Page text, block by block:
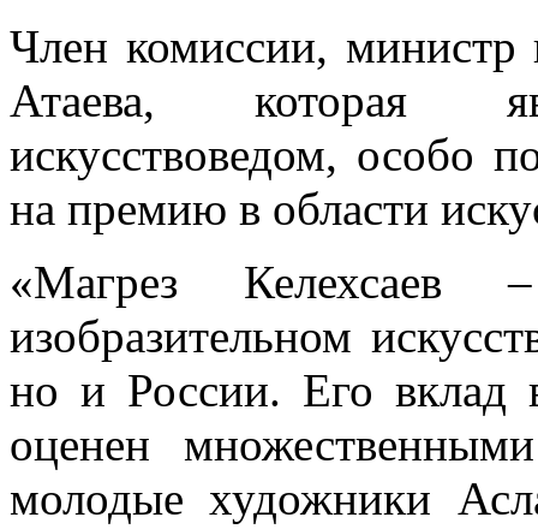
Член комиссии,
Атаева, которая
искусствоведом, особо
на премию в области
«Магрез Келехсаев
изобразительном
но и России. Его вклад
оценен
молодые художники